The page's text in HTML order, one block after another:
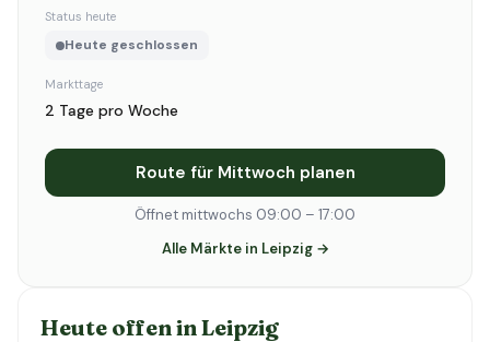
Status heute
Heute geschlossen
Markttage
2 Tage pro Woche
Route für Mittwoch planen
Öffnet mittwochs 09:00 – 17:00
Alle Märkte in Leipzig →
Heute offen in Leipzig